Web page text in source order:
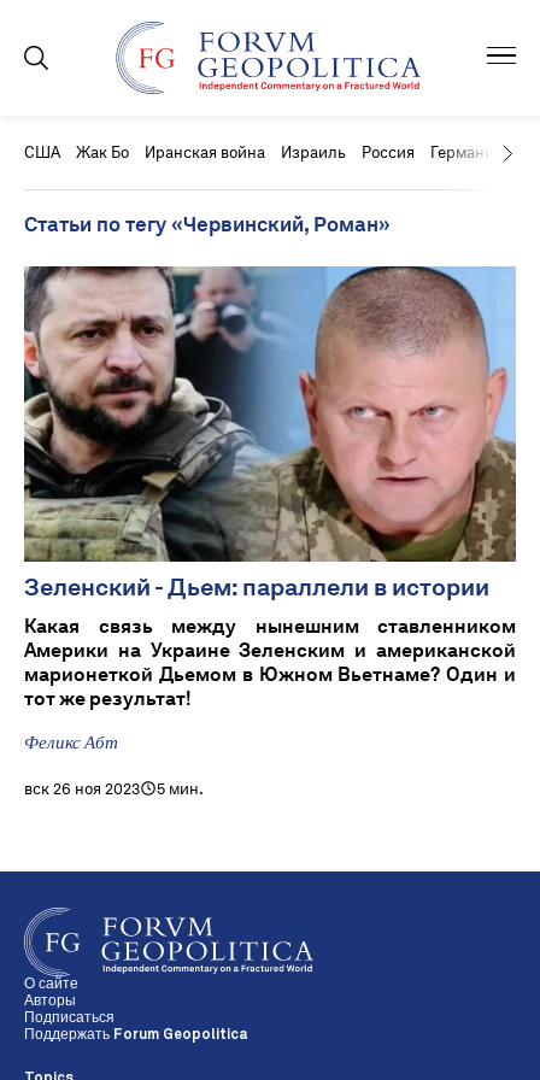
США Жак Бо Иранская война Израиль Россия Германия
Статьи по тегу «Червинский, Роман»
Зеленский - Дьем: параллели в истории
Какая связь между нынешним ставленником
Америки на Украине Зеленским и американской
марионеткой Дьемом в Южном Вьетнаме? Один и
тот же результат!
Феликс Абт
вск 26 ноя 2023 5 мин.
О сайте
Авторы
Подписаться
Поддержать Forum Geopolitica